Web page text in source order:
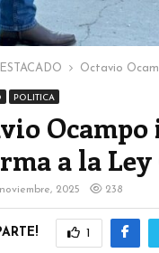
Octavio
POLITICA
a la
noviembre, 2025 238
1